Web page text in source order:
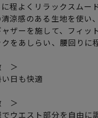
程よくリラックスムー
涼感のある生地を使い
ザーを施して、フィッ
をあしらい、腰回りに
＞
日も快適
＞
でウエスト部分を自由に